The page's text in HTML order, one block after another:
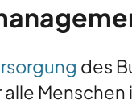
des